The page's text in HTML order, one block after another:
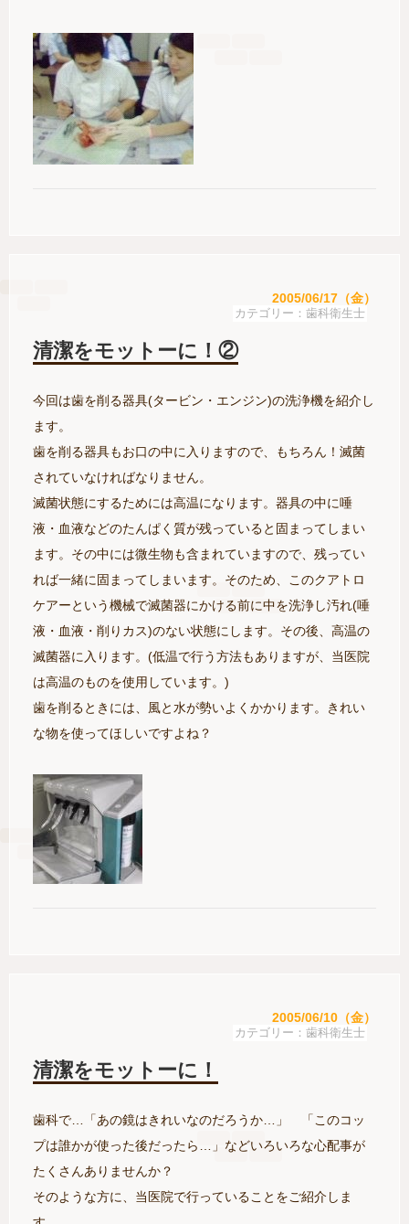
2005/06/17（金）
歯科衛生士
清潔をモットーに！②
今回は歯を削る器具(タービン・エンジン)の洗浄機を紹介し
ます。
歯を削る器具もお口の中に入りますので、もちろん！滅菌
されていなければなりません。
滅菌状態にするためには高温になります。器具の中に唾
液・血液などのたんぱく質が残っていると固まってしまい
ます。その中には微生物も含まれていますので、残ってい
れば一緒に固まってしまいます。そのため、このクアトロ
ケアーという機械で滅菌器にかける前に中を洗浄し汚れ(唾
液・血液・削りカス)のない状態にします。その後、高温の
滅菌器に入ります。(低温で行う方法もありますが、当医院
は高温のものを使用しています。)
歯を削るときには、風と水が勢いよくかかります。きれい
な物を使ってほしいですよね？
2005/06/10（金）
歯科衛生士
清潔をモットーに！
歯科で…「あの鏡はきれいなのだろうか…」 「このコッ
プは誰かが使った後だったら…」などいろいろな心配事が
たくさんありませんか？
そのような方に、当医院で行っていることをご紹介しま